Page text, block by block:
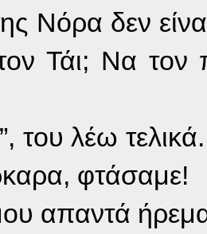
Νόρα δεν
Τάι; Να
του λέω
φτάσαμε!
απαντά